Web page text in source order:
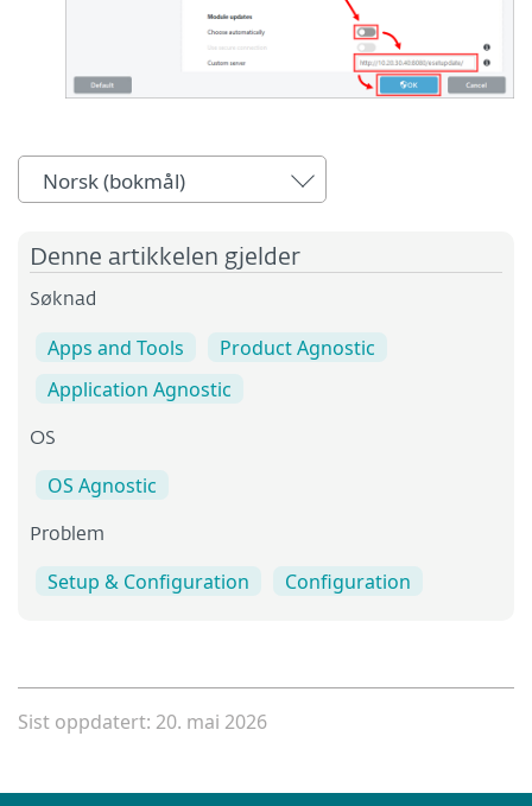
Norsk (bokmål)
Denne artikkelen gjelder
Søknad
Apps and Tools
Product Agnostic
Application Agnostic
OS
OS Agnostic
Problem
Setup & Configuration Configuration
Sist oppdatert: 20. mai 2026